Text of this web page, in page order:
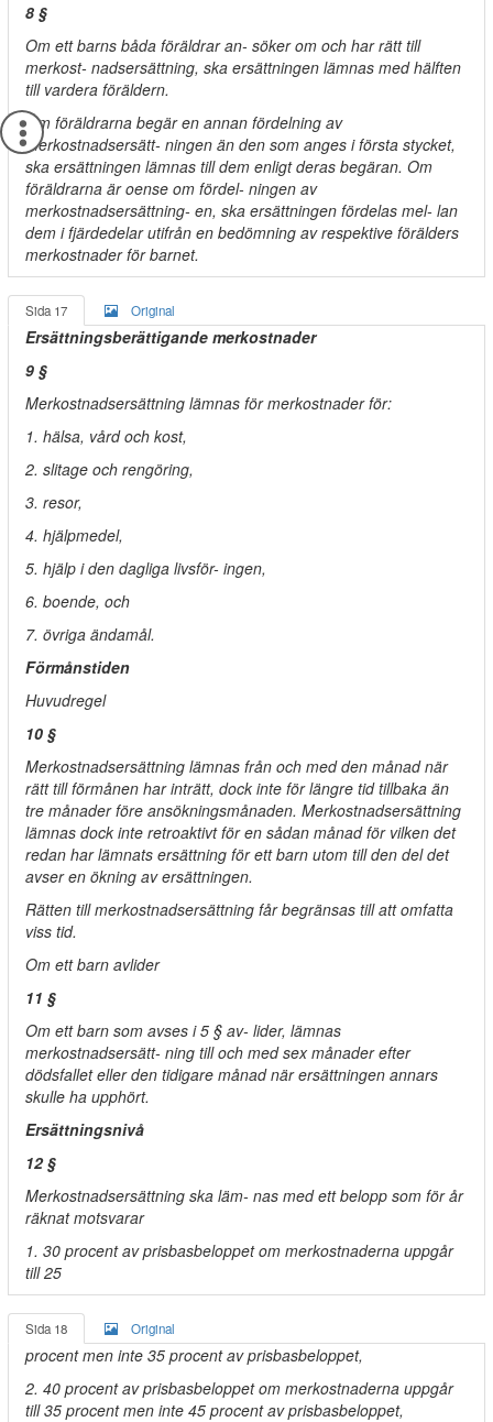
8 §
Om ett barns båda föräldrar an- söker om och har rätt till
merkost- nadsersättning, ska ersättningen lämnas med hälften
till vardera föräldern.
Om föräldrarna begär en annan fördelning av
merkostnadsersätt- ningen än den som anges i första stycket,
ska ersättningen lämnas till dem enligt deras begäran. Om
föräldrarna är oense om fördel- ningen av
merkostnadsersättning- en, ska ersättningen fördelas mel- lan
dem i fjärdedelar utifrån en bedömning av respektive förälders
merkostnader för barnet.
Sida 17 Original
Ersättningsberättigande merkostnader
9 §
Merkostnadsersättning lämnas för merkostnader för:
1. hälsa, vård och kost,
2. slitage och rengöring,
3. resor,
4. hjälpmedel,
5. hjälp i den dagliga livsför- ingen,
6. boende, och
7. övriga ändamål.
Förmånstiden
Huvudregel
10 §
Merkostnadsersättning lämnas från och med den månad när
rätt till förmånen har inträtt, dock inte för längre tid tillbaka än
tre månader före ansökningsmånaden. Merkostnadsersättning
lämnas dock inte retroaktivt för en sådan månad för vilken det
redan har lämnats ersättning för ett barn utom till den del det
avser en ökning av ersättningen.
Rätten till merkostnadsersättning får begränsas till att omfatta
viss tid.
Om ett barn avlider
11 §
Om ett barn som avses i 5 § av- lider, lämnas
merkostnadsersätt- ning till och med sex månader efter
dödsfallet eller den tidigare månad när ersättningen annars
skulle ha upphört.
Ersättningsnivå
12 §
Merkostnadsersättning ska läm- nas med ett belopp som för år
räknat motsvarar
1. 30 procent av prisbasbeloppet om merkostnaderna uppgår
till 25
Sida 18 Original
procent men inte 35 procent av prisbasbeloppet,
2. 40 procent av prisbasbeloppet om merkostnaderna uppgår
till 35 procent men inte 45 procent av prisbasbeloppet,